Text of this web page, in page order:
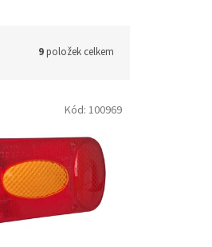
9položek celkem
Kód: 100969